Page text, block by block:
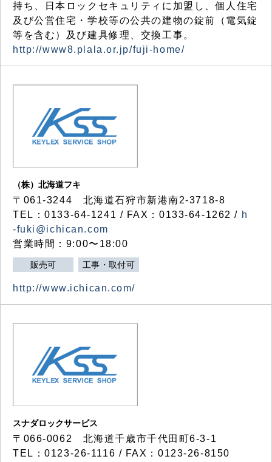
持ち、日本ロックセキュリティに加盟し、個人住宅
及び公営住宅・学校等の公共の建物の錠前（電気錠
等を含む）及び建具修理、交換工事。
http://www8.plala.or.jp/fuji-home/
（株）北海道フキ
〒061-3244 北海道石狩市新港南2-3718-8
TEL：0133-64-1241 / FAX：0133-64-1262 / h
-fuki@ichican.com
営業時間：9:00〜18:00
販売可 工事・取付可
http://www.ichican.com/
スナダロックサービス
〒066-0062 北海道千歳市千代田町6-3-1
TEL：0123-26-1116 / FAX：0123-26-8150